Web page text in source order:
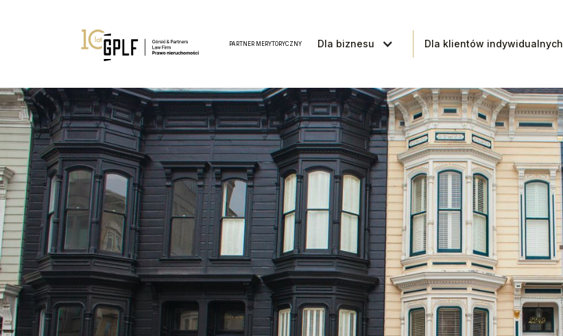
PARTNER MERYTORYCZNY Dla biznesu Dla klientów indywidualnych